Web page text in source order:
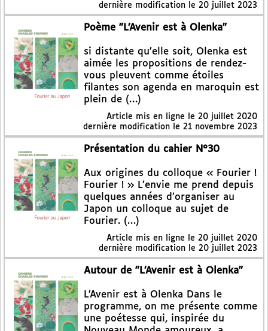
dernière modification le 20 juillet 2023
Poème "L’Avenir est à Olenka"
si distante qu’elle soit, Olenka est
aimée les propositions de rendez-
vous pleuvent comme étoiles
filantes son agenda en maroquin est
plein de (…)
Article mis en ligne le 20 juillet 2020
dernière modification le 21 novembre 2023
Présentation du cahier N°30
Aux origines du colloque « Fourier !
Fourier ! » L’envie me prend depuis
quelques années d’organiser au
Japon un colloque au sujet de
Fourier. (…)
Article mis en ligne le 20 juillet 2020
dernière modification le 20 juillet 2023
Autour de "L’Avenir est à Olenka"
L’Avenir est à Olenka Dans le
programme, on me présente comme
une poétesse qui, inspirée du